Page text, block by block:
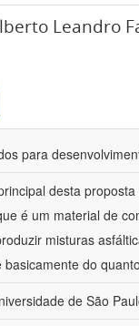
Leandro
para
desta
é um material de
misturas
do
de São